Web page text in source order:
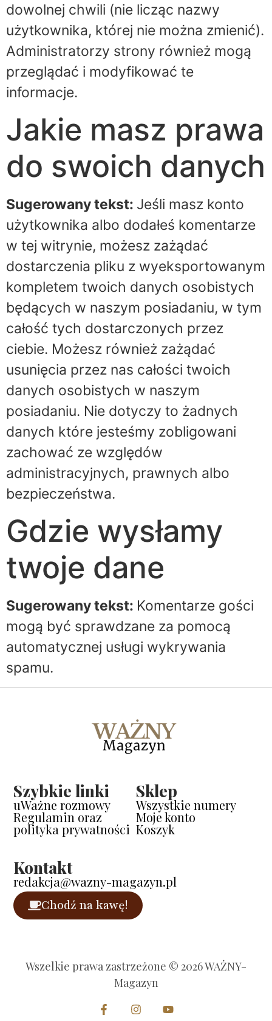
dowolnej chwili (nie licząc nazwy
użytkownika, której nie można zmienić).
Administratorzy strony również mogą
przeglądać i modyfikować te
informacje.
Jakie masz prawa
do swoich danych
Sugerowany tekst: Jeśli masz konto
użytkownika albo dodałeś komentarze
w tej witrynie, możesz zażądać
dostarczenia pliku z wyeksportowanym
kompletem twoich danych osobistych
będących w naszym posiadaniu, w tym
całość tych dostarczonych przez
ciebie. Możesz również zażądać
usunięcia przez nas całości twoich
danych osobistych w naszym
posiadaniu. Nie dotyczy to żadnych
danych które jesteśmy zobligowani
zachować ze względów
administracyjnych, prawnych albo
bezpieczeństwa.
Gdzie wysłamy
twoje dane
Sugerowany tekst: Komentarze gości
mogą być sprawdzane za pomocą
automatycznej usługi wykrywania
spamu.
Szybkie linki
uWażne rozmowy
Regulamin oraz
polityka prywatności
Sklep
Wszystkie numery
Moje konto
Koszyk
Kontakt
redakcja@wazny-magazyn.pl
Chodź na kawę!
Wszelkie prawa zastrzeżone © 2026 WAŻNY-
Magazyn